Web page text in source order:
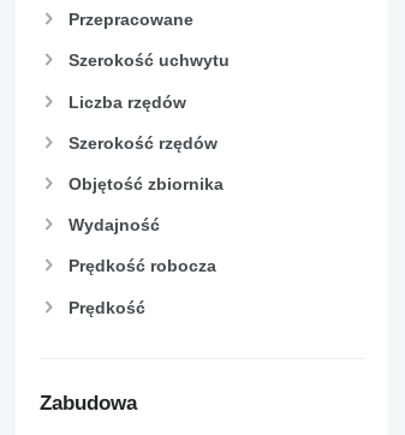
Przepracowane
Szerokość uchwytu
Liczba rzędów
Szerokość rzędów
Objętość zbiornika
Wydajność
Prędkość robocza
Prędkość
Zabudowa